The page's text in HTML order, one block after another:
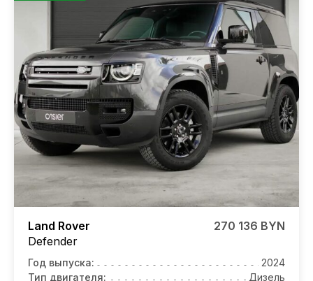
Land Rover
Defender
270 136 BYN
Год выпуска:
2024
Тип двигателя:
Дизель